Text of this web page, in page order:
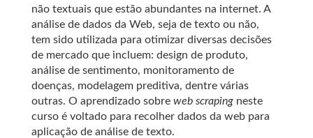
não textuais que estão abundantes na internet. A
análise de dados da Web, seja de texto ou não,
tem sido utilizada para otimizar diversas decisões
de mercado que incluem: design de produto,
análise de sentimento, monitoramento de
doenças, modelagem preditiva, dentre várias
outras. O aprendizado sobre web scraping neste
curso é voltado para recolher dados da web para
aplicação de análise de texto.